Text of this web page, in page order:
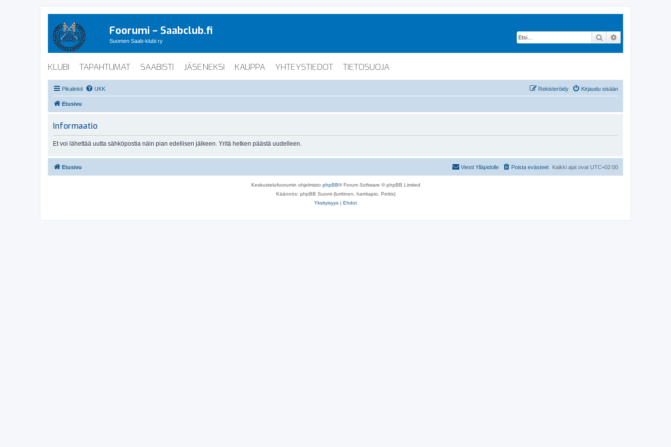
Foorumi – Saabclub.fi
Suomen Saab-klubi ry Etsi
KLUBI TAPAHTUMAT SAABISTI JÄSENEKSI KAUPPA YHTEYSTIEDOT TIETOSUOJA
Pikalinkit UKK Kirjaudu sisään
Rekisteröidy
Etusivu
Informaatio
Et voi lähettää uutta sähköpostia näin pian edellisen jälkeen. Yritä hetken päästä uudelleen.
Etusivu Kaikki ajat ovat UTC+02:00
Poista evästeet
Viesti Ylläpidolle
Keskustelufoorumin ohjelmisto phpBB® Forum Software © phpBB Limited
Käännös: phpBB Suomi (lurttinen, harritapio, Pettis)
Yksityisyys | Ehdot